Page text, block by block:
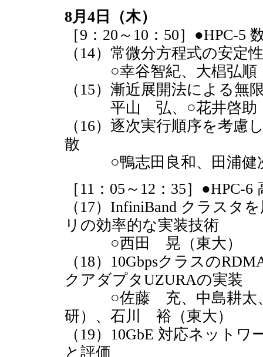
8月4日（木）
［9：20～10：50］●HPC-
（14）常微分方程式の安定
○幸谷智紀、大椙弘順
（15）漸近展開法による無
平山 弘、○花井啓助（
（16）逐次実行順序を考慮
散
○鴨志田良和、田浦健
［11：05～12：35］
（17）InfiniBand クラスタ
リの効率的な実装技術
○西田 晃（東大）
（18）10Gbpsクラスの
クアダプタUZURAの実装
○佐藤 充、中島耕太、
研）、石川 裕（東大）
（19）10GbE 対応ネット
と評価